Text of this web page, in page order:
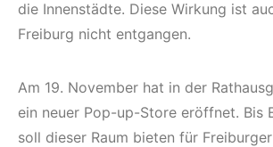
die Innenstädte. Diese Wirkung ist
Freiburg nicht entgangen.
Am 19. November hat in der
ein neuer Pop-up-Store eröffnet. Bis
soll dieser Raum bieten für